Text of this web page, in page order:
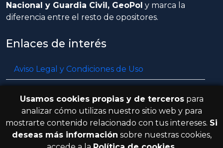
Nacional y Guardia Civil, GeoPol y marca la
diferencia entre el resto de opositores.
Enlaces de interés
Aviso Legal y Condiciones de Uso
Política de cookies
Resolución de litigios en línea
Usamos cookies propias y de tercerospara
analizar cómo utilizas nuestro sitio web y para
mostrarte contenido relacionado con tus intereses. Si
deseas más información sobre nuestras cookies,